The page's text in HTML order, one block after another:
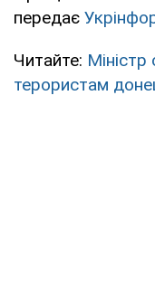
передає
Читайте:
терористам